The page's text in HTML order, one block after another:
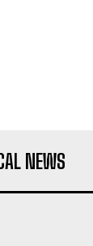
NEWS